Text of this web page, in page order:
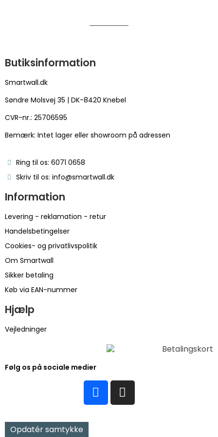
Butiksinformation
Smartwall.dk
Søndre Molsvej 35 | DK-8420 Knebel
CVR-nr.: 25706595
Bemærk: Intet lager eller showroom på adressen
Ring til os: 6071 0658
Skriv til os: info@smartwall.dk
Information
Levering - reklamation - retur
Handelsbetingelser
Cookies- og privatlivspolitik
Om Smartwall
Sikker betaling
Køb via EAN-nummer
Hjælp
Vejledninger
Følg os på sociale medier
Opdatér samtykke